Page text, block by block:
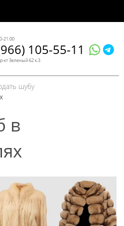
21:00
105-55-11
кт Зеленый 62 к.3
шубу
в